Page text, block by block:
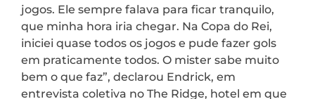
jogos. Ele sempre falava para ficar tranquilo,
que minha hora iria chegar. Na Copa do Rei,
iniciei quase todos os jogos e pude fazer gols
em praticamente todos. O mister sabe muito
bem o que faz”, declarou Endrick, em
entrevista coletiva no The Ridge, hotel em que